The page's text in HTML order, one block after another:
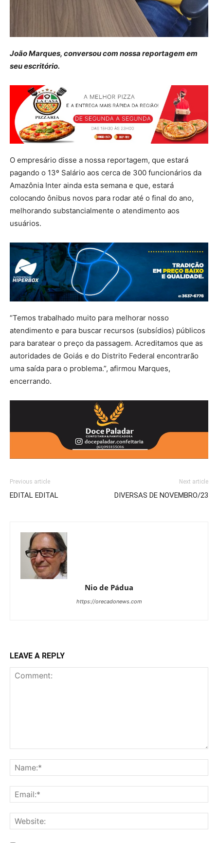
João Marques, conversou com nossa reportagem em
seu escritório.
O empresário disse a nossa reportagem, que estará
pagando o 13º Salário aos cerca de 300 funcionários da
Amazônia Inter ainda esta semana e que, estará
colocando ônibus novos para rodar até o final do ano,
melhorando substancialmente o atendimento aos
usuários.
“Temos trabalhado muito para melhorar nosso
atendimento e para buscar recursos (subsídios) públicos
para baratear o preço da passagem. Acreditamos que as
autoridades de Goiás e do Distrito Federal encontrarão
uma saída para o problema.”, afirmou Marques,
encerrando.
Previous article
EDITAL EDITAL
Next article
DIVERSAS DE NOVEMBRO/23
Nio de Pádua
https://orecadonews.com
LEAVE A REPLY